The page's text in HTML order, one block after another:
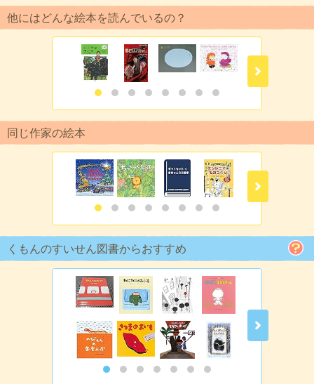
他にはどんな絵本を読んでいるの？
同じ作家の絵本
くもんのすいせん図書からおすすめ